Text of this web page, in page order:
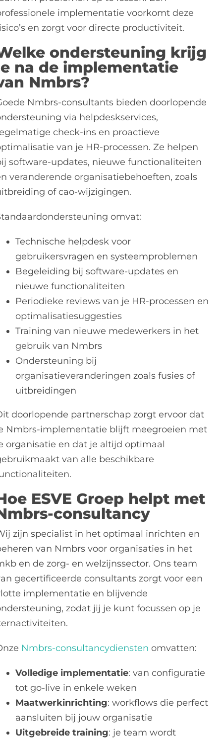
implementatie voorkomt deze
en zorgt voor directe productiviteit.
ondersteuning krijg
na de implementatie
Nmbrs?
Nmbrs-consultants bieden doorlopende
via helpdeskservices,
check-ins en proactieve
van je HR-processen. Ze helpen
software-updates, nieuwe functionaliteiten
veranderende organisatiebehoeften, zoals
of cao-wijzigingen.
omvat:
Technische helpdesk voor
gebruikersvragen en systeemproblemen
Begeleiding bij software-updates en
nieuwe functionaliteiten
Periodieke reviews van je HR-processen en
optimalisatiesuggesties
Training van nieuwe medewerkers in het
gebruik van Nmbrs
Ondersteuning bij
organisatieveranderingen zoals fusies of
uitbreidingen
doorlopende partnerschap zorgt ervoor dat
Nmbrs-implementatie blijft meegroeien met
organisatie en dat je altijd optimaal
van alle beschikbare
ESVE Groep helpt met
consultancy
zijn specialist in het optimaal inrichten en
van Nmbrs voor organisaties in het
en de zorg- en welzijnssector. Ons team
gecertificeerde consultants zorgt voor een
implementatie en blijvende
zodat jij je kunt focussen op je
Nmbrs-consultancydiensten omvatten:
Volledige implementatie: van configuratie
tot go-live in enkele weken
Maatwerkinrichting: workflows die perfect
aansluiten bij jouw organisatie
Uitgebreide training: je team wordt